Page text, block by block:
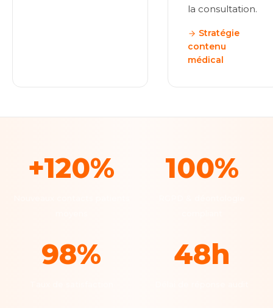
la consultation.
Stratégie
contenu
médical
+120% 100%
98% 48h